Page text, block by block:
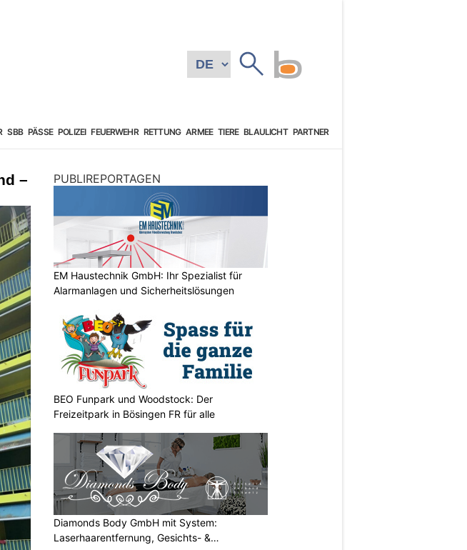
SBB PÄSSE POLIZEI FEUERWEHR RETTUNG ARMEE TIERE BLAULICHT PARTNER
–
PUBLIREPORTAGEN
EM Haustechnik GmbH: Ihr Spezialist für
Alarmanlagen und Sicherheitslösungen
BEO Funpark und Woodstock: Der
Freizeitpark in Bösingen FR für alle
Diamonds Body GmbH mit System:
Laserhaarentfernung, Gesichts- &